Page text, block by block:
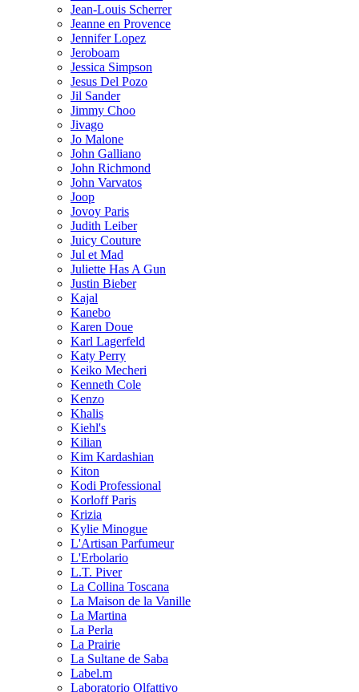
Jean-Louis Scherrer
Jeanne en Provence
Jennifer Lopez
Jeroboam
Jessica Simpson
Jesus Del Pozo
Jil Sander
Jimmy Choo
Jivago
Jo Malone
John Galliano
John Richmond
John Varvatos
Joop
Jovoy Paris
Judith Leiber
Juicy Couture
Jul et Mad
Juliette Has A Gun
Justin Bieber
Kajal
Kanebo
Karen Doue
Karl Lagerfeld
Katy Perry
Keiko Mecheri
Kenneth Cole
Kenzo
Khalis
Kiehl's
Kilian
Kim Kardashian
Kiton
Kodi Professional
Korloff Paris
Krizia
Kylie Minogue
L'Artisan Parfumeur
L'Erbolario
L.T. Piver
La Collina Toscana
La Maison de la Vanille
La Martina
La Perla
La Prairie
La Sultane de Saba
Label.m
Laboratorio Olfattivo